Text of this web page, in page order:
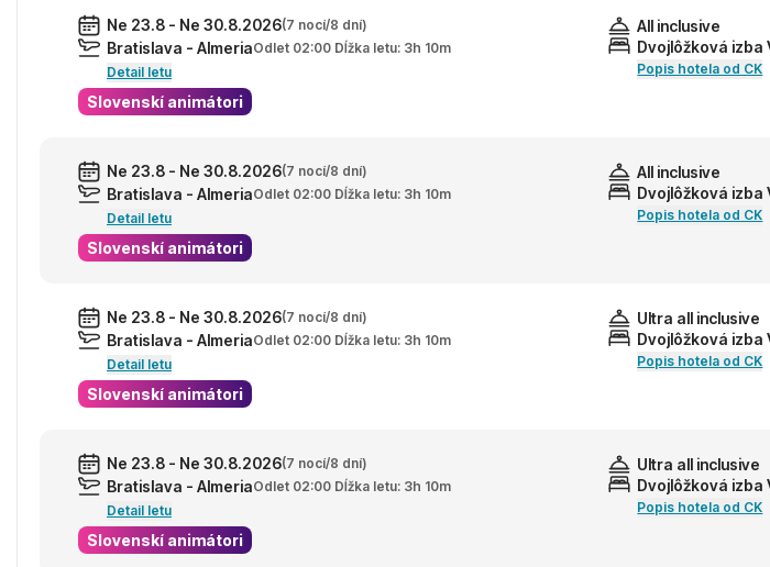
Ne 23.8 - Ne 30.8.2026(7 nocí/8 dní)
Bratislava - AlmeriaOdlet 02:00 Dĺžka letu: 3h 10m
Detail letu
All inclusive
Dvojlôžková izba
Popis hotela od CK
Slovenskí animátori
Ne 23.8 - Ne 30.8.2026(7 nocí/8 dní)
Bratislava - AlmeriaOdlet 02:00 Dĺžka letu: 3h 10m
Detail letu
All inclusive
Dvojlôžková izba
Popis hotela od CK
Slovenskí animátori
Ne 23.8 - Ne 30.8.2026(7 nocí/8 dní)
Bratislava - AlmeriaOdlet 02:00 Dĺžka letu: 3h 10m
Detail letu
Ultra all inclusive
Dvojlôžková izba
Popis hotela od CK
Slovenskí animátori
Ne 23.8 - Ne 30.8.2026(7 nocí/8 dní)
Bratislava - AlmeriaOdlet 02:00 Dĺžka letu: 3h 10m
Detail letu
Ultra all inclusive
Dvojlôžková izba
Popis hotela od CK
Slovenskí animátori